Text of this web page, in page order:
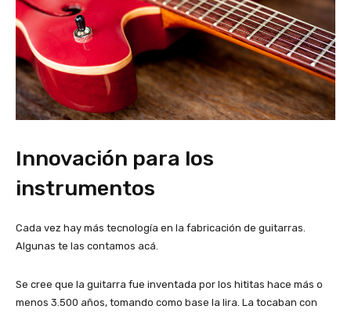
Innovación para los
instrumentos
Cada vez hay más tecnología en la fabricación de guitarras.
Algunas te las contamos acá.
Se cree que la guitarra fue inventada por los hititas hace más o
menos 3.500 años, tomando como base la lira. La tocaban con